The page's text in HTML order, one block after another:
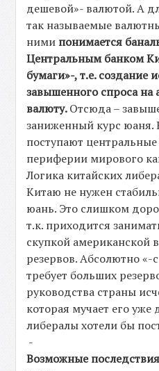
дешевой»- валютой. А
так называемые
ними понимается
Центральным банком
бумаги»-, т.е. создание
завышенного спроса на
валюту.Отсюда –
заниженный курс юаня.
поступают
периферии мирового
Логика китайских
Китаю не нужен
юань. Это слишком
т.к. приходится
скупкой американской
резервов. Абсолютно
требует больших
руководства страны
которая мучает его
либералы хотели бы
-
Возможные